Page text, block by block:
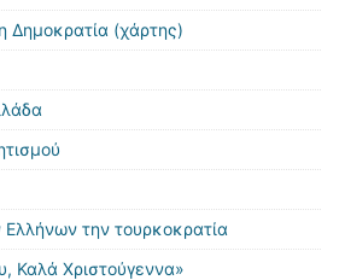
Δημοκρατία (χάρτης)
την τουρκοκρατία
Καλά Χριστούγεννα»